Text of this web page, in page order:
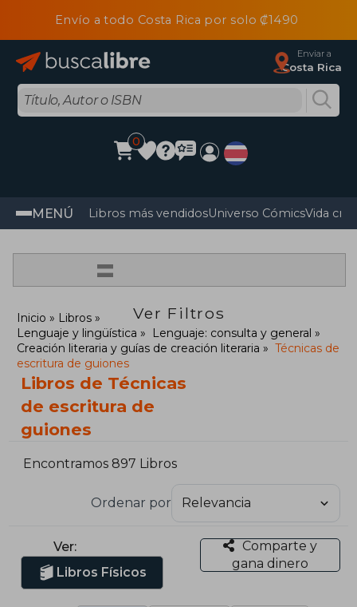
Envío a todo Costa Rica por solo ₡1490
Enviar a
Costa Rica
0
MENÚ Libros más vendidosUniverso CómicsVida
=
Ver Filtros
Inicio
Libros
Lenguaje y lingüística
Lenguaje: consulta y general
Creación literaria y guías de creación literaria
Técnicas de
escritura de guiones
Libros de Técnicas
de escritura de
guiones
Encontramos 897 Libros
Ordenar por
Ver:
Libros Físicos
Comparte y
gana dinero